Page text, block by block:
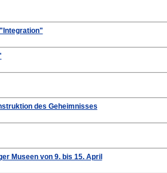
des Geheimnisses
Museen von 9. bis 15. April